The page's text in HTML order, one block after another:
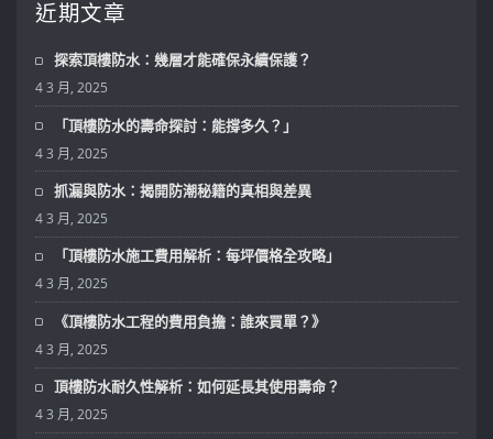
近期文章
探索頂樓防水：幾層才能確保永續保護？
4 3 月, 2025
「頂樓防水的壽命探討：能撐多久？」
4 3 月, 2025
抓漏與防水：揭開防潮秘籍的真相與差異
4 3 月, 2025
「頂樓防水施工費用解析：每坪價格全攻略」
4 3 月, 2025
《頂樓防水工程的費用負擔：誰來買單？》
4 3 月, 2025
頂樓防水耐久性解析：如何延長其使用壽命？
4 3 月, 2025